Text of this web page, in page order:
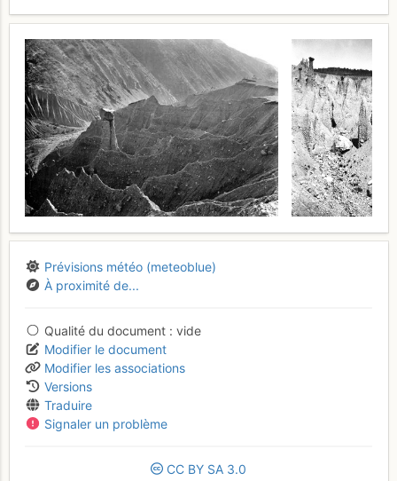
Prévisions météo (meteoblue)
À proximité de...
Qualité du document
vide
Modifier le document
Modifier les associations
Versions
Traduire
Signaler un problème
CC BY SA 3.0